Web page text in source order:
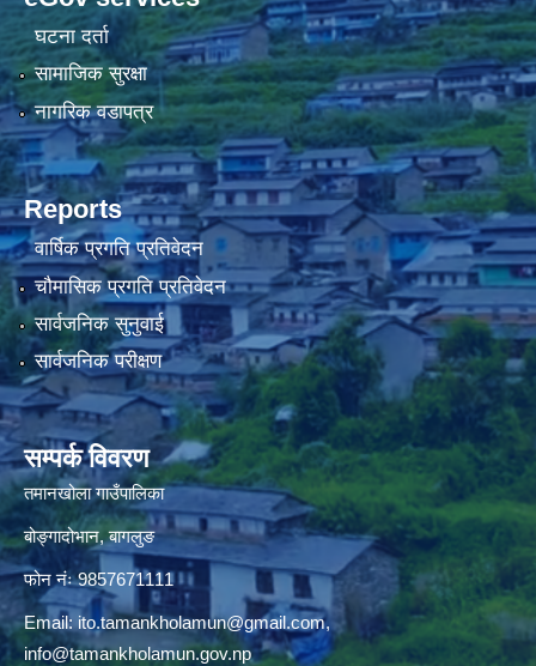
घटना दर्ता
सामाजिक सुरक्षा
नागरिक वडापत्र
Reports
वार्षिक प्रगति प्रतिवेदन
चौमासिक प्रगति प्रतिवेदन
सार्वजनिक सुनुवाई
सार्वजनिक परीक्षण
सम्पर्क विवरण
तमानखोला गाउँपालिका
बोङ्गादोभान, बागलुङ
फोन नंः 9857671111
Email: ito.tamankholamun@gmail.com,
info@tamankholamun.gov.np